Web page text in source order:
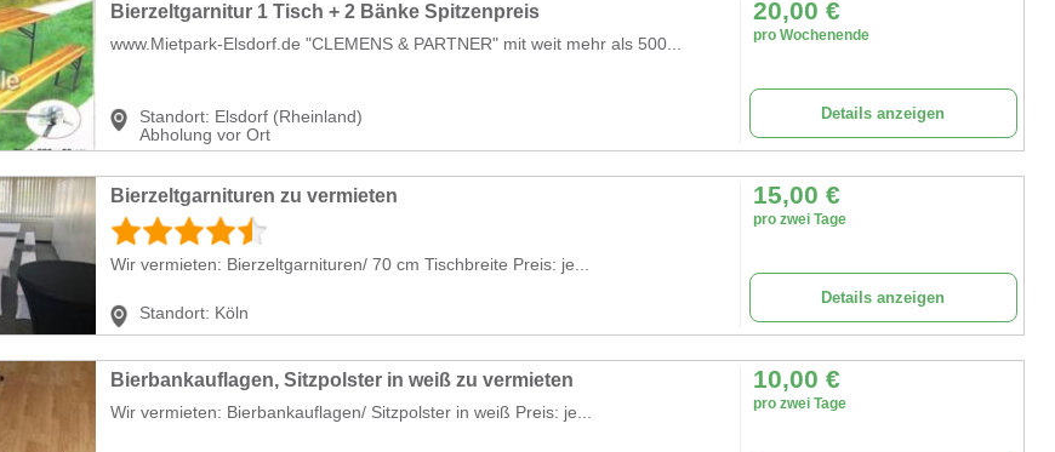
Bierzeltgarnitur 1 Tisch + 2 Bänke Spitzenpreis
www.Mietpark-Elsdorf.de "CLEMENS & PARTNER" mit weit mehr als 500...
Standort: Elsdorf (Rheinland)
Abholung vor Ort
20,00 €
pro Wochenende
Details anzeigen
Bierzeltgarnituren zu vermieten
Wir vermieten: Bierzeltgarnituren/ 70 cm Tischbreite Preis: je...
Standort: Köln
15,00 €
pro zwei Tage
Details anzeigen
Bierbankauflagen, Sitzpolster in weiß zu vermieten
Wir vermieten: Bierbankauflagen/ Sitzpolster in weiß Preis: je...
10,00 €
pro zwei Tage